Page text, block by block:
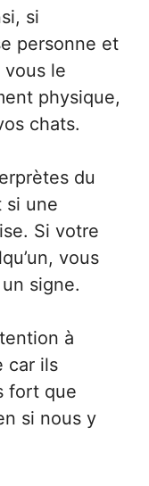
si
personne et
vous le
physique,
chats.
du
si une
Si votre
vous
signe.
à
car ils
fort que
si nous y